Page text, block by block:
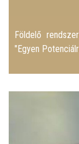
Földelő
"Egyen